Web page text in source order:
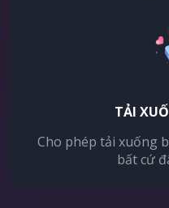
TẢI
Cho phép tải xuống
bất cứ